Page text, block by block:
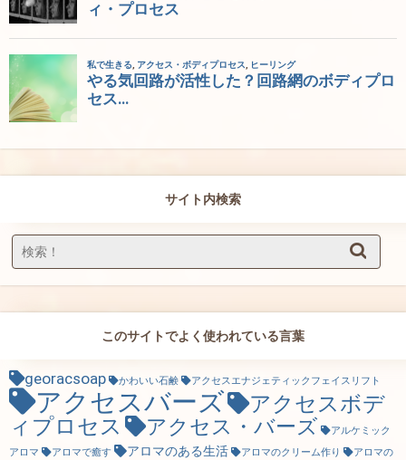
サイト内検索
このサイトでよく使われている言葉
georacsoap かわいい石鹸 アクセスエナジェティックフェイスリフト
アクセスバーズ
アクセスボデ
ィプロセス
アクセス・バーズ
アルケミック
アロマ
アロマで癒す アロマのある生活 アロマのクリーム作り
アロマの